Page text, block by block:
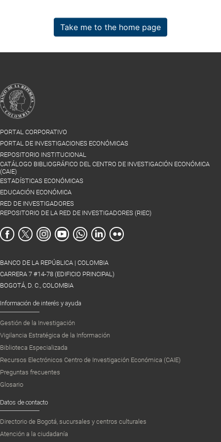
Take me to the home page
PORTAL CORPORATIVO
PORTAL DE INVESTIGACIONES ECONÓMICAS
REPOSITORIO INSTITUCIONAL
CATÁLOGO BIBLIOGRÁFICO DEL CENTRO DE INVESTIGACIÓN ECONÓMICA
(CAIE)
ESTADÍSTICAS ECONÓMICAS
EDUCACIÓN ECONÓMICA
RED DE INVESTIGADORES
REPOSITORIO DE LA RED DE INVESTIGADORES (RIEC)
BANCO DE LA REPÚBLICA | COLOMBIA
CARRERA 7 #14-78 (EDIFICIO PRINCIPAL)
BOGOTÁ, D. C., COLOMBIA
Información de interés y ayuda
Gestión de la Investigación
Vigilancia Estratégica de la Información
Biblioteca Especializada
Recursos Electrónicos Centro de Investigación Económica (CAIE)
Preguntas frecuentes
Glosario
Datos de contacto
Directorio de Bogotá, sucursales y centros culturales
Atención a la ciudadanía